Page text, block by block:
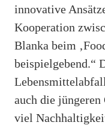
innovative
Kooperation
Blanka beim
beispielgebend.“
auch die jüngeren
viel